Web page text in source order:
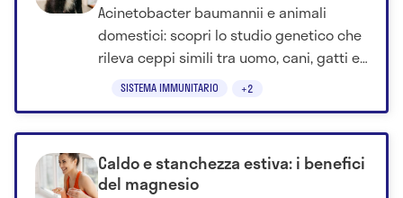
SISTEMA IMMUNITARIO +2
Acinetobacter baumannii e animali
domestici: scopri lo studio genetico che
rileva ceppi simili tra uomo, cani, gatti e
cavalli.
Caldo e stanchezza estiva: i benefici
del magnesio